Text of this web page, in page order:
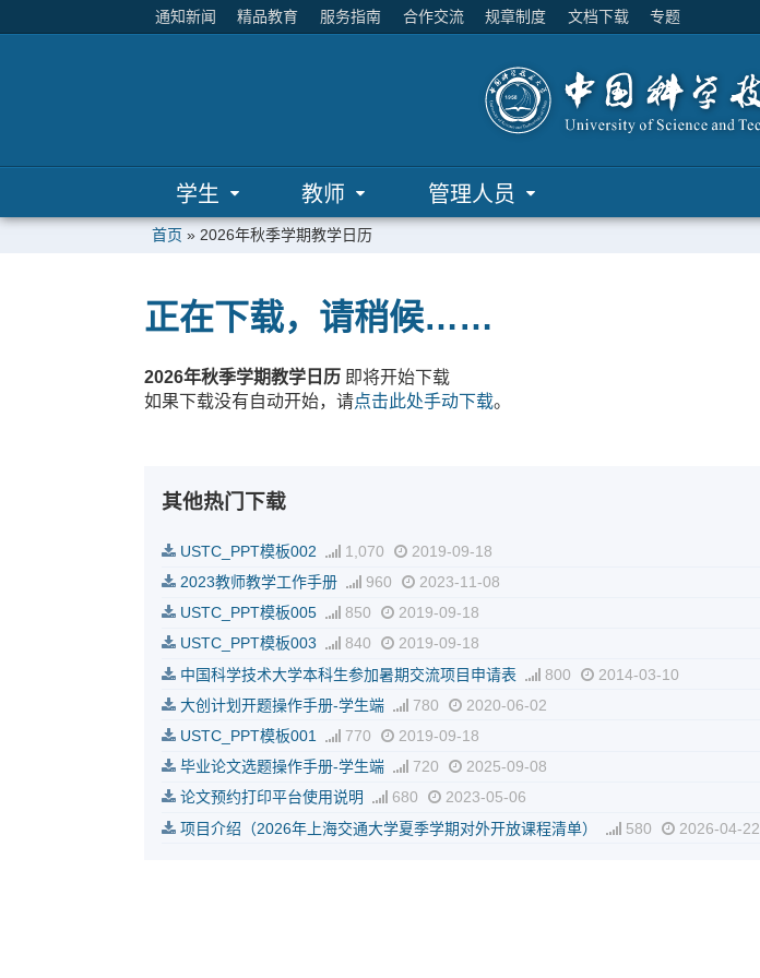
通知新闻 精品教育 服务指南 合作交流 规章制度 文档下载 专题
学生 教师 管理人员
首页 » 2026年秋季学期教学日历
正在下载，请稍候……
2026年秋季学期教学日历 即将开始下载
如果下载没有自动开始，请点击此处手动下载。
其他热门下载
USTC_PPT模板002 1,070
2019-09-18
2023教师教学工作手册
960
2023-11-08
USTC_PPT模板005
850
2019-09-18
USTC_PPT模板003
840
2019-09-18
中国科学技术大学本科生参加暑期交流项目申请表
800
2014-03-10
大创计划开题操作手册-学生端
780
2020-06-02
USTC_PPT模板001
770
2019-09-18
毕业论文选题操作手册-学生端
720
2025-09-08
论文预约打印平台使用说明
680
2023-05-06
项目介绍（2026年上海交通大学夏季学期对外开放课程清单）
580 2026-04-22